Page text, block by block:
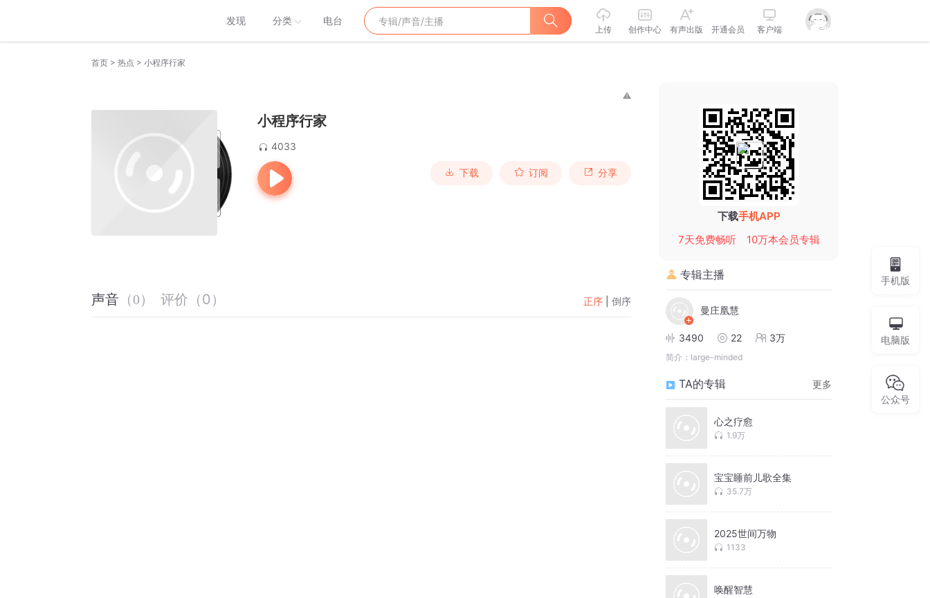
发现 分类 电台
上传 创作中心 有声出版 开通会员 客户端
首页 > 热点 > 小程序行家
小程序行家
4033
下载 订阅 分享
声音 （0） 评价 （0 ） 正序 倒序
下载手机APP
7天免费畅听
10万本会员专辑
专辑主播
曼庄凰慧
3490 22 3万
简介： large-minded
TA的专辑 更多
心之疗愈
1.9万
宝宝睡前儿歌全集
35.7万
2025世间万物
1133
唤醒智慧
手机版
电脑版
公众号